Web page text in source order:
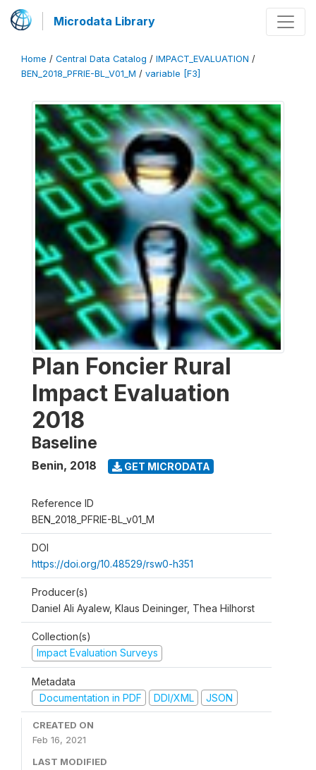
Microdata Library
Home / Central Data Catalog / IMPACT_EVALUATION /
BEN_2018_PFRIE-BL_V01_M / variable [F3]
Plan Foncier Rural
Impact Evaluation
2018
Baseline
Benin, 2018 GET MICRODATA
Reference ID
BEN_2018_PFRIE-BL_v01_M
DOI
https://doi.org/10.48529/rsw0-h351
Producer(s)
Daniel Ali Ayalew, Klaus Deininger, Thea Hilhorst
Collection(s)
Impact Evaluation Surveys
Metadata
Documentation in PDF
DDI/XML JSON
CREATED ON
Feb 16, 2021
LAST MODIFIED